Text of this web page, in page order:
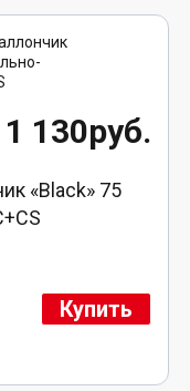
1 130руб.
«Black» 75
Купить